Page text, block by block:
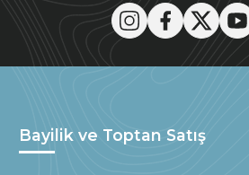
Bayilik ve Toptan Satış